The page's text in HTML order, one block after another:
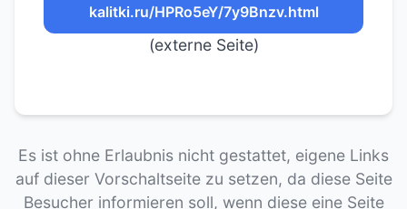
kalitki.ru/HPRo5eY/7y9Bnzv.html
(externe Seite)
Es ist ohne Erlaubnis nicht gestattet, eigene Links
auf dieser Vorschaltseite zu setzen, da diese Seite
Besucher informieren soll, wenn diese eine Seite